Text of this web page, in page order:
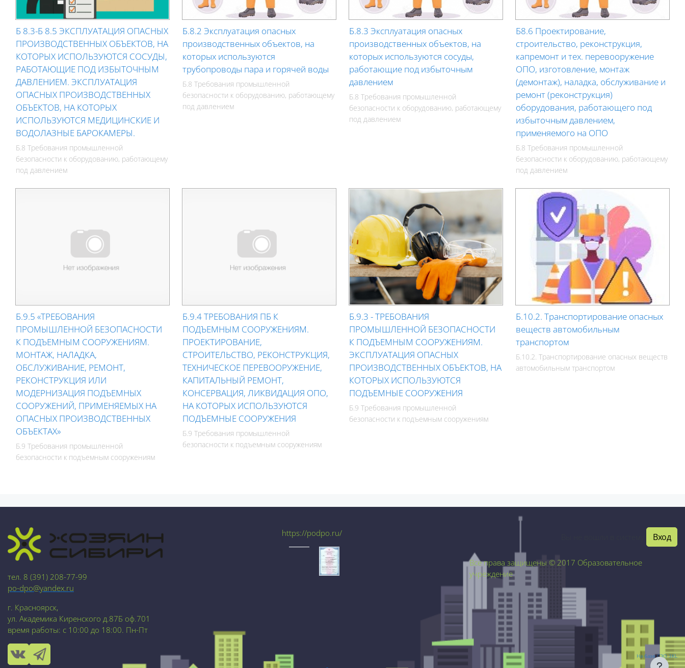
Б 8.3-Б 8.5 ЭКСПЛУАТАЦИЯ ОПАСНЫХ
ПРОИЗВОДСТВЕННЫХ ОБЪЕКТОВ, НА
КОТОРЫХ ИСПОЛЬЗУЮТСЯ СОСУДЫ,
РАБОТАЮЩИЕ ПОД ИЗБЫТОЧНЫМ
ДАВЛЕНИЕМ. ЭКСПЛУАТАЦИЯ
ОПАСНЫХ ПРОИЗВОДСТВЕННЫХ
ОБЪЕКТОВ, НА КОТОРЫХ
ИСПОЛЬЗУЮТСЯ МЕДИЦИНСКИЕ И
ВОДОЛАЗНЫЕ БАРОКАМЕРЫ.
Б.8 Требования промышленной
безопасности к оборудованию, работающему
под давлением
Б.8.2 Эксплуатация опасных
производственных объектов, на
которых используются
трубопроводы пара и горячей воды
Б.8 Требования промышленной
безопасности к оборудованию, работающему
под давлением
Б.8.3 Эксплуатация опасных
производственных объектов, на
которых используются сосуды,
работающие под избыточным
давлением
Б.8 Требования промышленной
безопасности к оборудованию, работающему
под давлением
Б8.6 Проектирование,
строительство, реконструкция,
капремонт и тех. перевооружение
ОПО, изготовление, монтаж
(демонтаж), наладка, обслуживание и
ремонт (реконструкция)
оборудования, работающего под
избыточным давлением,
применяемого на ОПО
Б.8 Требования промышленной
безопасности к оборудованию, работающему
под давлением
Б.9.5 «ТРЕБОВАНИЯ
ПРОМЫШЛЕННОЙ БЕЗОПАСНОСТИ
К ПОДЪЕМНЫМ СООРУЖЕНИЯМ.
МОНТАЖ, НАЛАДКА,
ОБСЛУЖИВАНИЕ, РЕМОНТ,
РЕКОНСТРУКЦИЯ ИЛИ
МОДЕРНИЗАЦИЯ ПОДЪЕМНЫХ
СООРУЖЕНИЙ, ПРИМЕНЯЕМЫХ НА
ОПАСНЫХ ПРОИЗВОДСТВЕННЫХ
ОБЪЕКТАХ»
Б.9 Требования промышленной
безопасности к подъемным сооружениям
Б.9.4 ТРЕБОВАНИЯ ПБ К
ПОДЪЕМНЫМ СООРУЖЕНИЯМ.
ПРОЕКТИРОВАНИЕ,
СТРОИТЕЛЬСТВО, РЕКОНСТРУКЦИЯ,
ТЕХНИЧЕСКОЕ ПЕРЕВООРУЖЕНИЕ,
КАПИТАЛЬНЫЙ РЕМОНТ,
КОНСЕРВАЦИЯ, ЛИКВИДАЦИЯ ОПО,
НА КОТОРЫХ ИСПОЛЬЗУЮТСЯ
ПОДЪЕМНЫЕ СООРУЖЕНИЯ
Б.9 Требования промышленной
безопасности к подъемным сооружениям
Б.9.3 - ТРЕБОВАНИЯ
ПРОМЫШЛЕННОЙ БЕЗОПАСНОСТИ
К ПОДЪЕМНЫМ СООРУЖЕНИЯМ.
ЭКСПЛУАТАЦИЯ ОПАСНЫХ
ПРОИЗВОДСТВЕННЫХ ОБЪЕКТОВ, НА
КОТОРЫХ ИСПОЛЬЗУЮТСЯ
ПОДЪЕМНЫЕ СООРУЖЕНИЯ
Б.9 Требования промышленной
безопасности к подъемным сооружениям
Б.10.2. Транспортирование опасных
веществ автомобильным
транспортом
Б.10.2. Транспортирование опасных веществ
автомобильным транспортом
Блоки
тел. 8 (391) 208-77-99
po-dpo@yandex.ru
г. Красноярск,
ул. Академика Киренского д.87Б оф.701
время работы: с 10:00 до 18:00. Пн-Пт
https://podpo.ru/ Вход
Все права защищены © 2017 Образовательное
учреждение
На базе СЭО 3KL